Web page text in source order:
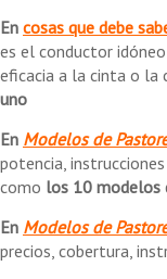
En cosas que debe
es el conductor
eficacia a la cinta o la
uno
En Modelos de
potencia,
como los 10 modelos
En Modelos de
precios, cobertura,